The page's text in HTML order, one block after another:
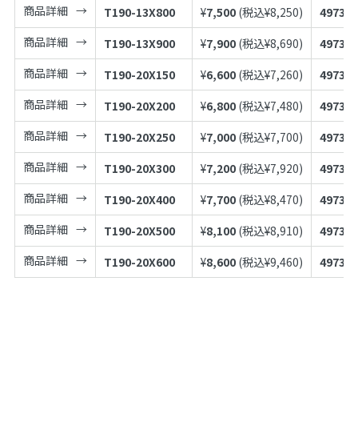
商品詳細
T190-13X800 ¥7,500 (税込¥8,250)
商品詳細
T190-13X900 ¥7,900 (税込¥8,690)
商品詳細
T190-20X150 ¥6,600 (税込¥7,260)
商品詳細
T190-20X200 ¥6,800 (税込¥7,480)
商品詳細
T190-20X250 ¥7,000 (税込¥7,700)
商品詳細
T190-20X300 ¥7,200 (税込¥7,920)
商品詳細
T190-20X400 ¥7,700 (税込¥8,470)
商品詳細
T190-20X500 ¥8,100 (税込¥8,910)
商品詳細
T190-20X600 ¥8,600 (税込¥9,460)